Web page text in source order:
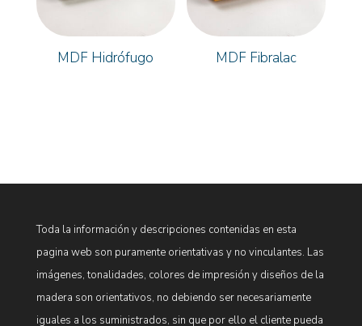
MDF Hidrófugo MDF Fibralac
Toda la información y descripciones contenidas en esta
pagina web son puramente orientativas y no vinculantes. Las
imágenes, tonalidades, colores de impresión y diseños de la
madera son orientativos, no debiendo ser necesariamente
iguales a los suministrados, sin que por ello el cliente pueda